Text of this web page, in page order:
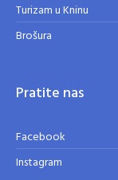
Turizam u Kninu
Brošura
Pratite nas
Facebook
Instagram